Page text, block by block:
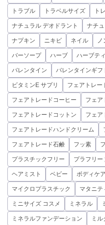
トラブル トラベルサイズ ト
ナチュラル デオドラント ナチ
ナプキン ニキビ ネイル ノ
バーソープ ハーブ ハーブテ
バレンタイン バレンタインギフ
ビタミンE サプリ フェアトレー
フェアトレードコーヒー フェア
フェアトレードコットン フェア
フェアトレードハンドクリーム
フェアトレード石鹸 フッ素
プラスチックフリー プラフリー
ヘアミスト ベビー ボディケア
マイクロプラスチック マタニテ
ミニサイズ コスメ ミネラル
ミネラルファンデーション ミ